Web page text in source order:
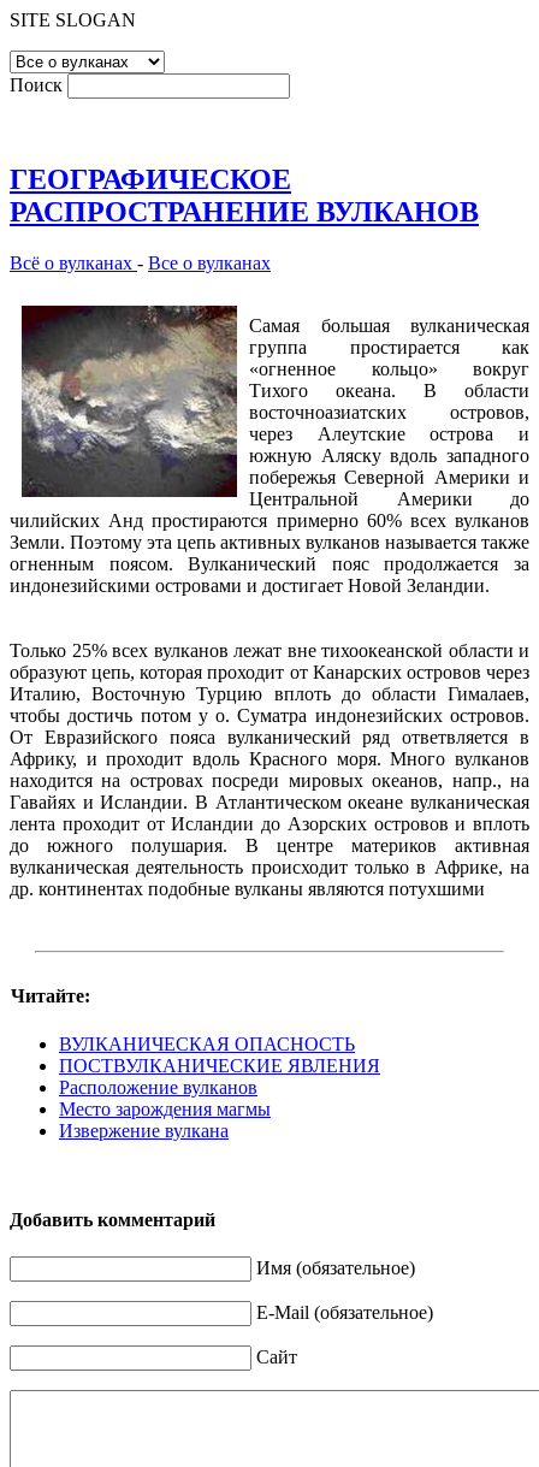
SITE SLOGAN
Поиск
ГЕОГРАФИЧЕСКОЕ
РАСПРОСТРАНЕНИЕ ВУЛКАНОВ
Всё о вулканах - Все о вулканах
Самая большая вулканическая
группа простирается как
«огненное кольцо» вокруг
Тихого океана. В области
восточноазиатских островов,
через Алеутские острова и
южную Аляску вдоль западного
побережья Северной Америки и
Центральной Америки до
чилийских Анд простираются примерно 60% всех вулканов
Земли. Поэтому эта цепь активных вулканов называется также
огненным поясом. Вулканический пояс продолжается за
индонезийскими островами и достигает Новой Зеландии.
Только 25% всех вулканов лежат вне тихоокеанской области и
образуют цепь, которая проходит от Канарских островов через
Италию, Восточную Турцию вплоть до области Гималаев,
чтобы достичь потом у о. Суматра индонезийских островов.
От Евразийского пояса вулканический ряд ответвляется в
Африку, и проходит вдоль Красного моря. Много вулканов
находится на островах посреди мировых океанов, напр., на
Гавайях и Исландии. В Атлантическом океане вулканическая
лента проходит от Исландии до Азорских островов и вплоть
до южного полушария. В центре материков активная
вулканическая деятельность происходит только в Африке, на
др. континентах подобные вулканы являются потухшими
Читайте:
ВУЛКАНИЧЕСКАЯ ОПАСНОСТЬ
ПОСТВУЛКАНИЧЕСКИЕ ЯВЛЕНИЯ
Расположение вулканов
Место зарождения магмы
Извержение вулкана
Добавить комментарий
Имя (обязательное)
E-Mail (обязательное)
Сайт